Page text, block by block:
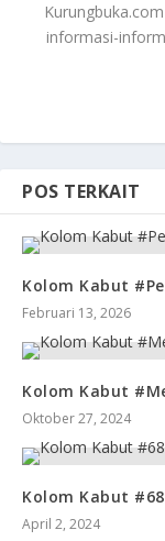
informasi-
POS TERKAIT
Kolom Kabut
Februari 13, 2026
Kolom Kabut
Oktober 27, 2024
Kolom Kabut
April 2, 2024